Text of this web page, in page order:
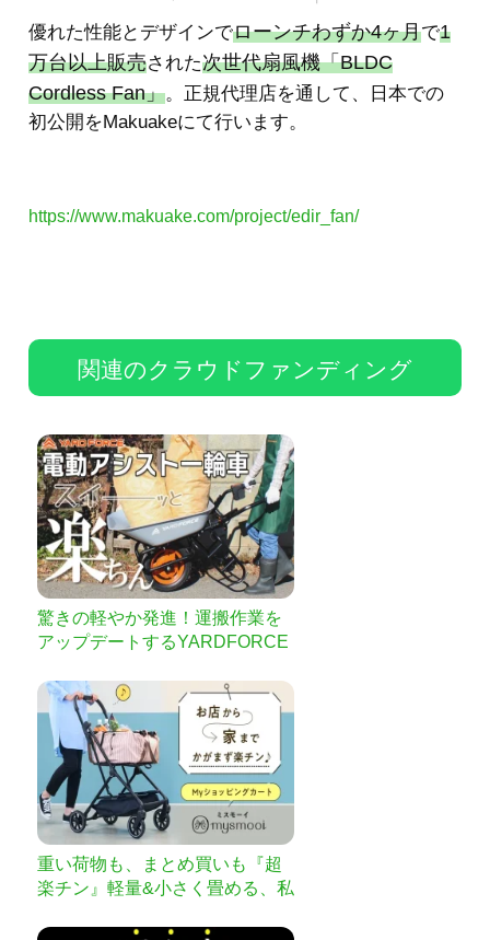
優れた性能とデザインでローンチわずか4ヶ月で1
万台以上販売された次世代扇風機「BLDC
Cordless Fan」。正規代理店を通して、日本での
初公開をMakuakeにて行います。
https://www.makuake.com/project/edir_fan/
関連のクラウドファンディング
驚きの軽やか発進！運搬作業を
アップデートするYARDFORCE
重い荷物も、まとめ買いも『超
楽チン』軽量&小さく畳める、私